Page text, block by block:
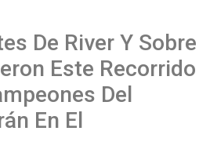
De River Y Sobre
Este Recorrido
Del
En El